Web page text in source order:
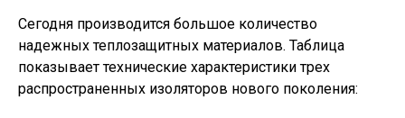
Сегодня производится большое количество
надежных теплозащитных материалов. Таблица
показывает технические характеристики трех
распространенных изоляторов нового поколения: